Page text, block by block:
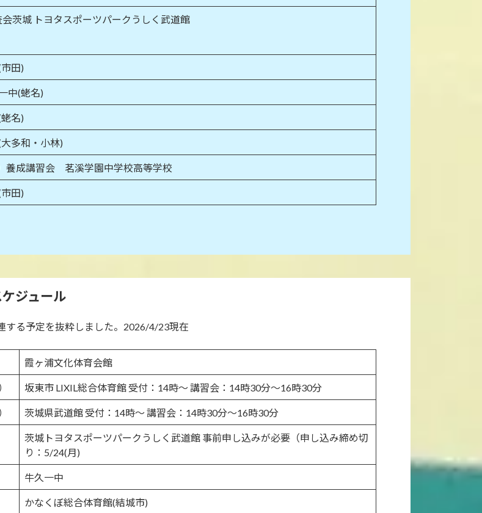
茨城 トヨタスポーツパークうしく武道館
田)
中(蛯名)
名)
多和・小林)
養成講習会 茗溪学園中学校高等学校
田)
ジュール
する予定を抜粋しました。2026/4/23現在
霞ヶ浦文化体育会館
坂東市 LIXIL総合体育館 受付：14時～ 講習会：14時30分～16時30分
茨城県武道館 受付：14時～ 講習会：14時30分～16時30分
茨城トヨタスポーツパークうしく武道館 事前申し込みが必要（申し込み締め切
り：5/24(月)
牛久一中
かなくぼ総合体育館(結城市)